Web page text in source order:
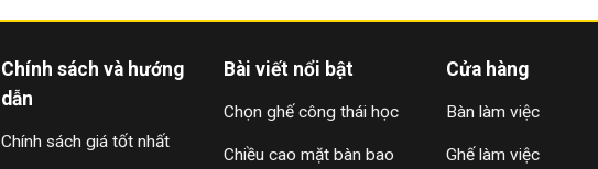
Chính sách và hướng
dẫn
Chính sách giá tốt nhất
Bài viết nổi bật
Chọn ghế công thái học
Chiều cao mặt bàn bao
Cửa hàng
Bàn làm việc
Ghế làm việc